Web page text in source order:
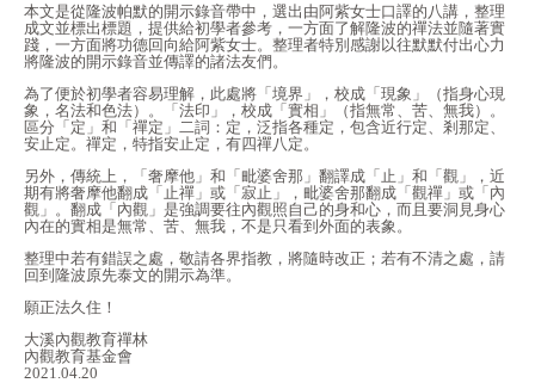
本文是從隆波帕默的開示錄音帶中，選出由阿紫女士口譯的八講，整理
成文並標出標題，提供給初學者參考，一方面了解隆波的禪法並隨著實
踐，一方面將功德回向給阿紫女士。整理者特別感謝以往默默付出心力
將隆波的開示錄音並傳譯的諸法友們。
為了便於初學者容易理解，此處將「境界」，校成「現象」（指身心現
象，名法和色法）。「法印」，校成「實相」（指無常、苦、無我）。
區分「定」和「禪定」二詞：定，泛指各種定，包含近行定、剎那定、
安止定。禪定，特指安止定，有四禪八定。
另外，傳統上，「奢摩他」和「毗婆舍那」翻譯成「止」和「觀」，近
期有將奢摩他翻成「止禪」或「寂止」，毗婆舍那翻成「觀禪」或「內
觀」。翻成「內觀」是強調要往內觀照自己的身和心，而且要洞見身心
內在的實相是無常、苦、無我，不是只看到外面的表象。
整理中若有錯誤之處，敬請各界指教，將隨時改正；若有不清之處，請
回到隆波原先泰文的開示為準。
願正法久住！
大溪內觀教育禪林
內觀教育基金會
2021.04.20